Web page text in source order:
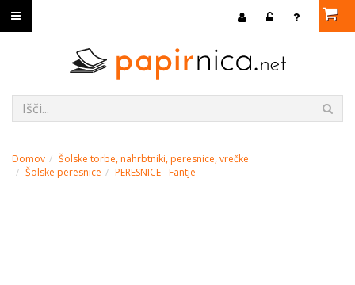
Domov
Šolske torbe, nahrbtniki, peresnice, vrečke
Šolske peresnice
PERESNICE - Fantje